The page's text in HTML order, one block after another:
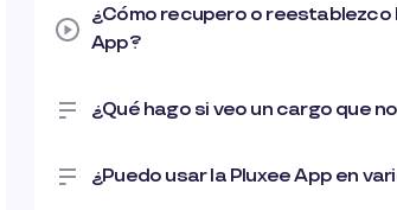
¿Cómo recupero o reestablezco
App?
¿Qué hago si veo un cargo que
¿Puedo usar la Pluxee App en